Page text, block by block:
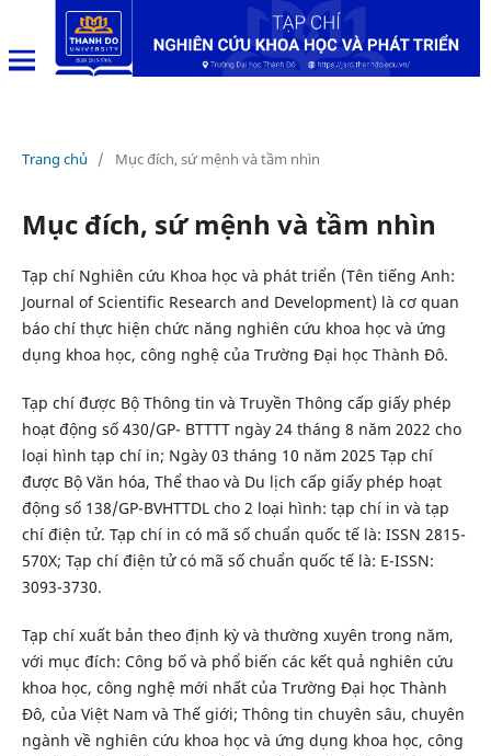
Trang chủ / Mục đích, sứ mệnh và tầm nhìn
Mục đích, sứ mệnh và tầm nhìn
Tạp chí Nghiên cứu Khoa học và phát triển (Tên tiếng Anh:
Journal of Scientific Research and Development) là cơ quan
báo chí thực hiện chức năng nghiên cứu khoa học và ứng
dụng khoa học, công nghệ của Trường Đại học Thành Đô.
Tạp chí được Bộ Thông tin và Truyền Thông cấp giấy phép
hoạt động số 430/GP- BTTTT ngày 24 tháng 8 năm 2022 cho
loại hình tạp chí in; Ngày 03 tháng 10 năm 2025 Tạp chí
được Bộ Văn hóa, Thể thao và Du lịch cấp giấy phép hoạt
động số 138/GP-BVHTTDL cho 2 loại hình: tạp chí in và tạp
chí điện tử. Tạp chí in có mã số chuẩn quốc tế là: ISSN 2815-
570X; Tạp chí điện tử có mã số chuẩn quốc tế là: E-ISSN:
3093-3730.
Tạp chí xuất bản theo định kỳ và thường xuyên trong năm,
với mục đích: Công bố và phổ biến các kết quả nghiên cứu
khoa học, công nghệ mới nhất của Trường Đại học Thành
Đô, của Việt Nam và Thế giới; Thông tin chuyên sâu, chuyên
ngành về nghiên cứu khoa học và ứng dụng khoa học, công